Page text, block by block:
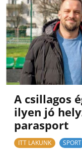
A csillagos
ilyen jó
parasport
ITT LAKUNK SPORT